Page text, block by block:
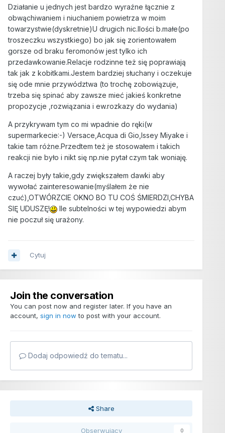
Działanie u jednych jest bardzo wyraźne łącznie z
obwąchiwaniem i niuchaniem powietrza w moim
towarzystwie(dyskretnie)U drugich nic.Ilości b.małe(po
troszeczku wszystkiego) bo jak się zorientowałem
gorsze od braku feromonów jest tylko ich
przedawkowanie.Relacje rodzinne też się poprawiają
tak jak z kobitkami.Jestem bardziej słuchany i oczekuje
się ode mnie przywództwa (to trochę zobowiązuje,
trzeba się spinać aby zawsze mieć jakieś konkretne
propozycje ,rozwiązania i ew.rozkazy do wydania)
A przykrywam tym co mi wpadnie do ręki(w
supermarkecie:-) Versace,Acqua di Gio,Issey Miyake i
takie tam różne.Przedtem też je stosowałem i takich
reakcji nie było i nikt się np.nie pytał czym tak woniaję.
A raczej były takie,gdy zwiększałem dawki aby
wywołać zainteresowanie(myślałem że nie
czuć),OTWÓRZCIE OKNO BO TU COŚ ŚMIERDZI,CHYBA
SIĘ UDUSZĘ!
Ile subtelności w tej wypowiedzi abym
nie poczuł się urażony.
Cytuj
Join the conversation
You can post now and register later. If you have an
account, sign in now to post with your account.
Dodaj odpowiedź do tematu...
Share
Obserwujący 0